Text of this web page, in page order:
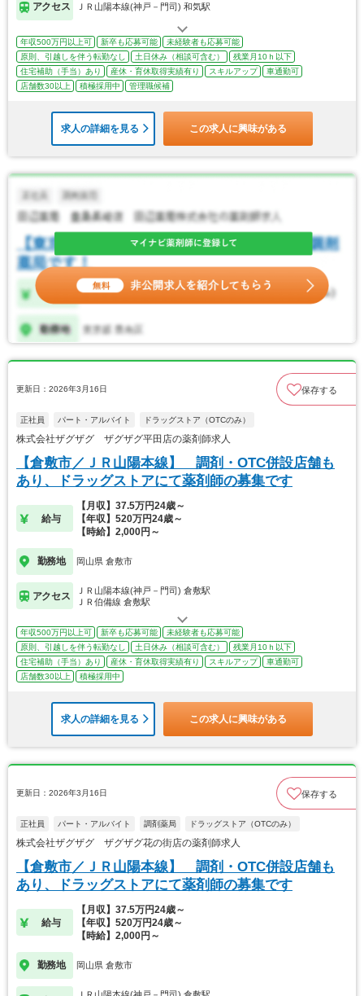
アクセス ＪＲ山陽本線(神戸－門司) 和気駅
年収500万円以上可 新卒も応募可能
未経験者も応募可能
原則、引越しを伴う転勤なし
土日休み（相談可含む）
残業月10ｈ以下
住宅補助（手当）あり
産休・育休取得実績有り スキルアップ
車通勤可
店舗数30以上
積極採用中 管理職候補
求人の詳細を見る この求人に興味がある
更新日：2026年3月16日 保存する
正社員 パート・アルバイト ドラッグストア（OTCのみ）
株式会社ザグザグ ザグザグ平田店の薬剤師求人
【倉敷市／ＪＲ山陽本線】 調剤・OTC併設店舗も
あり、ドラッグストアにて薬剤師の募集です
給与
【月収】37.5万円24歳～
【年収】520万円24歳～
【時給】2,000円～
勤務地 岡山県 倉敷市
アクセス
ＪＲ山陽本線(神戸－門司) 倉敷駅
ＪＲ伯備線 倉敷駅
年収500万円以上可 新卒も応募可能
未経験者も応募可能
原則、引越しを伴う転勤なし
土日休み（相談可含む）
残業月10ｈ以下
住宅補助（手当）あり
産休・育休取得実績有り スキルアップ
車通勤可
店舗数30以上
積極採用中
求人の詳細を見る この求人に興味がある
更新日：2026年3月16日 保存する
正社員 パート・アルバイト 調剤薬局 ドラッグストア（OTCのみ）
株式会社ザグザグ ザグザグ花の街店の薬剤師求人
【倉敷市／ＪＲ山陽本線】 調剤・OTC併設店舗も
あり、ドラッグストアにて薬剤師の募集です
給与
【月収】37.5万円24歳～
【年収】520万円24歳～
【時給】2,000円～
勤務地 岡山県 倉敷市
ＪＲ山陽本線(神戸－門司) 倉敷駅